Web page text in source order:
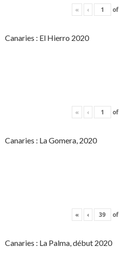
« ‹ of
Canaries : El Hierro 2020
« ‹ of
Canaries : La Gomera, 2020
« ‹ of
Canaries : La Palma, début 2020